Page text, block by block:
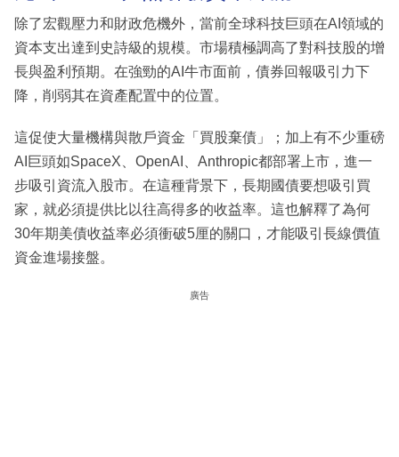
除了宏觀壓力和財政危機外，當前全球科技巨頭在AI領域的
資本支出達到史詩級的規模。市場積極調高了對科技股的增
長與盈利預期。在強勁的AI牛市面前，債券回報吸引力下
降，削弱其在資產配置中的位置。
這促使大量機構與散戶資金「買股棄債」；加上有不少重磅
AI巨頭如SpaceX、OpenAI、Anthropic都部署上市，進一
步吸引資流入股市。在這種背景下，長期國債要想吸引買
家，就必須提供比以往高得多的收益率。這也解釋了為何
30年期美債收益率必須衝破5厘的關口，才能吸引長線價值
資金進場接盤。
廣告